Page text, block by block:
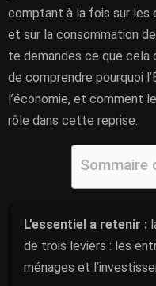
comptant à la fois sur les
et sur la consommation
te demandes ce que cela
de comprendre pourquoi
l’économie, et comment
rôle dans cette reprise.
Sommaire
L’essentiel a retenir :
de trois leviers : les
ménages et